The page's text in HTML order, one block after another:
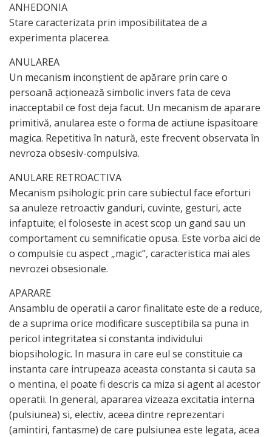
ANHEDONIA
Stare caracterizata prin imposibilitatea de a
experimenta placerea.
ANULAREA
Un mecanism inconştient de apărare prin care o
persoană acţionează simbolic invers fata de ceva
inacceptabil ce fost deja facut. Un mecanism de aparare
primitivă, anularea este o forma de actiune ispasitoare
magica. Repetitiva în natură, este frecvent observata în
nevroza obsesiv-compulsiva.
ANULARE RETROACTIVA
Mecanism psihologic prin care subiectul face eforturi
sa anuleze retroactiv ganduri, cuvinte, gesturi, acte
infaptuite; el foloseste in acest scop un gand sau un
comportament cu semnificatie opusa. Este vorba aici de
o compulsie cu aspect „magic”, caracteristica mai ales
nevrozei obsesionale.
APARARE
Ansamblu de operatii a caror finalitate este de a reduce,
de a suprima orice modificare susceptibila sa puna in
pericol integritatea si constanta individului
biopsihologic. In masura in care eul se constituie ca
instanta care intrupeaza aceasta constanta si cauta sa
o mentina, el poate fi descris ca miza si agent al acestor
operatii. In general, apararea vizeaza excitatia interna
(pulsiunea) si, electiv, aceea dintre reprezentari
(amintiri, fantasme) de care pulsiunea este legata, acea